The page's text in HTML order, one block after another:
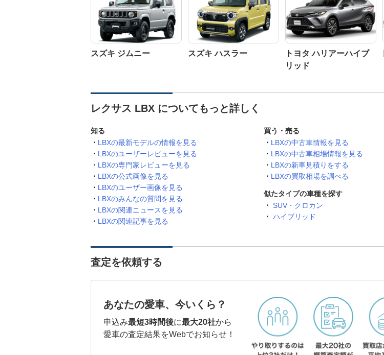
スズキ ジムニー スズキ ハスラー
トヨタ ハリアーハイブ
リッド
レクサス LBX についてもっと詳しく
知る
LBXの最新モデルの情報を見る
LBXのユーザーレビューを見る
LBXの専門家レビューを見る
LBXの公式画像を見る
LBXのユーザー画像を見る
LBXのみんなの質問を見る
LBXの関連ニュースを見る
LBXの関連記事を見る
買う・売る
LBXの中古車情報を見る
LBXの中古車相場情報を見る
LBXの新車見積りをする
LBXの買取相場を調べる
似たタイプの車種を探す
SUV・クロカン
ハイブリッド
査定を依頼する
あなたの愛車、今いくら？
申込み最短3時間後に最大20社から
愛車の査定結果をWebでお知らせ！